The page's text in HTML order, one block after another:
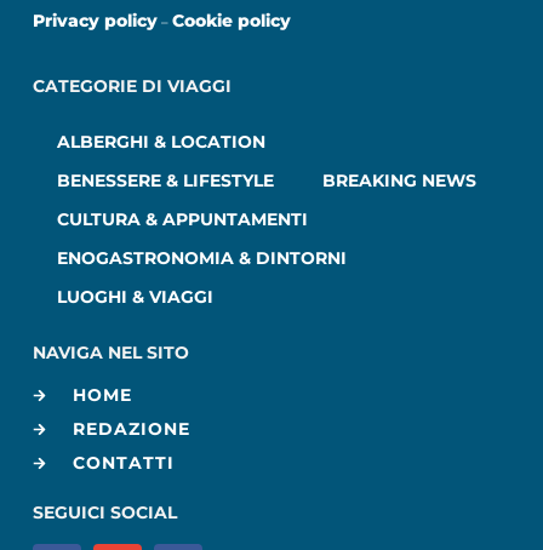
Privacy policy– Cookie policy
CATEGORIE DI VIAGGI
ALBERGHI & LOCATION
BENESSERE & LIFESTYLE
BREAKING NEWS
CULTURA & APPUNTAMENTI
ENOGASTRONOMIA & DINTORNI
LUOGHI & VIAGGI
NAVIGA NEL SITO
HOME
REDAZIONE
CONTATTI
SEGUICI SOCIAL